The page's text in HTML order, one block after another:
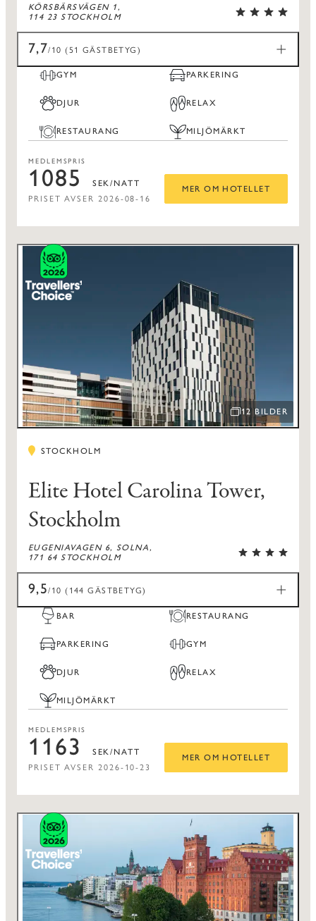
KÖRSBÄRSVÄGEN 1,
114 23 STOCKHOLM
7,7/10 (51 GÄSTBETYG)
GYM PARKERING
DJUR RELAX
RESTAURANG MILJÖMÄRKT
MEDLEMSPRIS
1085 SEK/NATT
PRISET AVSER 2026-08-16
MER OM HOTELLET
ÖPPNA BILDSPEL
12 BILDER
STOCKHOLM
Elite Hotel Carolina Tower,
Stockholm
EUGENIAVAGEN 6, SOLNA,
171 64 STOCKHOLM
9,5/10 (144 GÄSTBETYG)
BAR RESTAURANG
PARKERING GYM
DJUR RELAX
MILJÖMÄRKT
MEDLEMSPRIS
1163 SEK/NATT
PRISET AVSER 2026-10-23
MER OM HOTELLET